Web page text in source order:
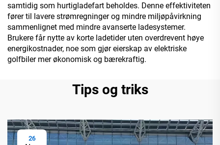
samtidig som hurtigladefart beholdes. Denne effektiviteten
fører til lavere strømregninger og mindre miljøpåvirkning
sammenlignet med mindre avanserte ladesystemer.
Brukere får nytte av korte ladetider uten overdrevent høye
energikostnader, noe som gjør eierskap av elektriske
golfbiler mer økonomisk og bærekraftig.
Tips og triks
26